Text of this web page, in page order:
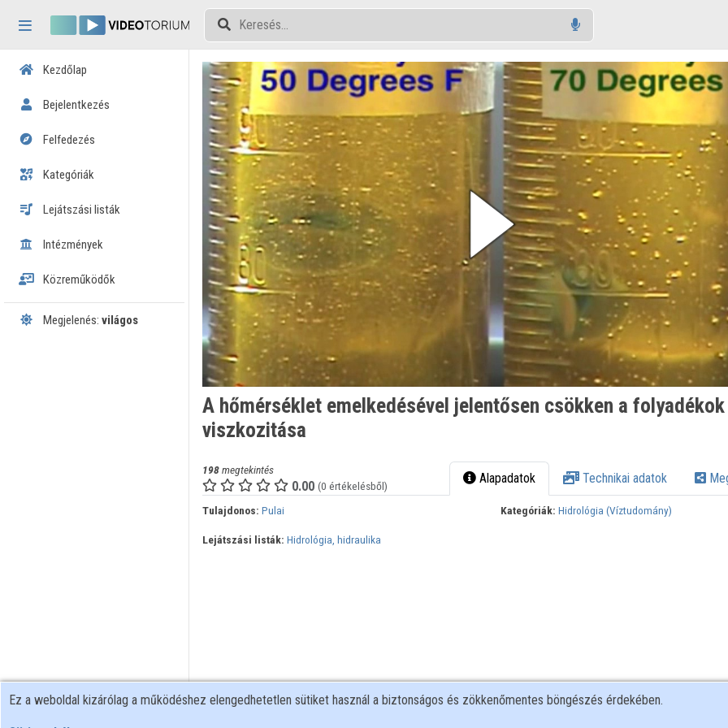
Tartalom kihagyása
Kezdőlap
Bejelentkezés
Felfedezés
Kategóriák
Lejátszási listák
Intézmények
Közreműködők
Megjelenés: világos
A hőmérséklet emelkedésével jelentősen csökken a folyadékok
viszkozitása
198megtekintés
0.00 (0 értékelésből) Alapadatok Technikai adatok
Tulajdonos: Pulai Kategóriák: Hidrológia (Víztudomány)
Lejátszási listák: Hidrológia, hidraulika
Ez a weboldal kizárólag a működéshez elengedhetetlen sütiket használ a biztonságos és zökkenőmentes böngészés érdekében.